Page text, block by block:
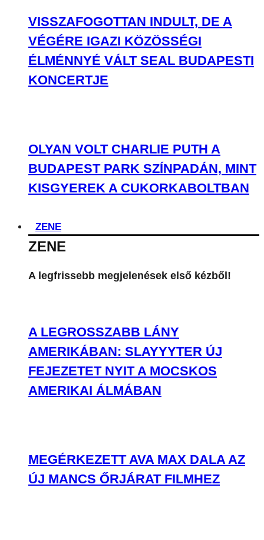
VISSZAFOGOTTAN INDULT, DE A
VÉGÉRE IGAZI KÖZÖSSÉGI
ÉLMÉNNYÉ VÁLT SEAL BUDAPESTI
KONCERTJE
OLYAN VOLT CHARLIE PUTH A
BUDAPEST PARK SZÍNPADÁN, MINT
KISGYEREK A CUKORKABOLTBAN
ZENE
ZENE
A legfrissebb megjelenések első kézből!
A LEGROSSZABB LÁNY
AMERIKÁBAN: SLAYYYTER ÚJ
FEJEZETET NYIT A MOCSKOS
AMERIKAI ÁLMÁBAN
MEGÉRKEZETT AVA MAX DALA AZ
ÚJ MANCS ŐRJÁRAT FILMHEZ